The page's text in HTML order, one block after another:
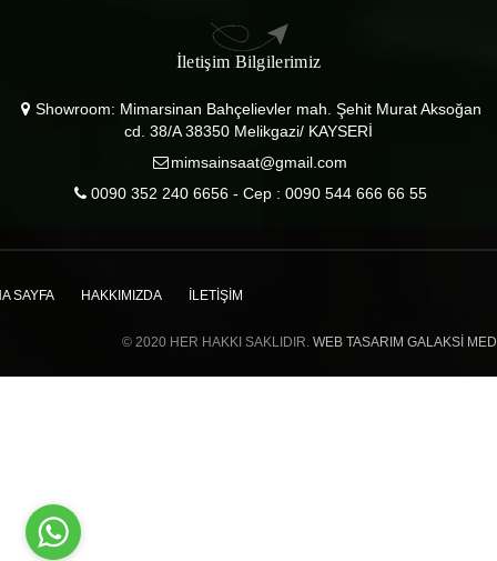
İletişim Bilgilerimiz
Showroom: Mimarsinan Bahçelievler mah. Şehit Murat Aksoğan
cd. 38/A 38350 Melikgazi/ KAYSERİ
mimsainsaat@gmail.com
0090 352 240 6656 - Cep : 0090 544 666 66 55
SAYFA HAKKIMIZDA İLETIŞIM
© 2020 HER HAKKI SAKLIDIR. WEB TASARIM GALAKSI